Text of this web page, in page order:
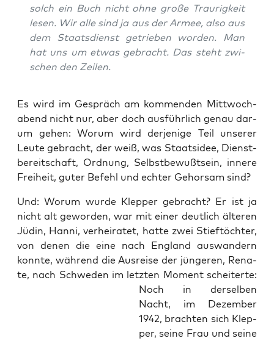
solch ein Buch nicht ohne gro­ße Trau­rig­keit
lesen. Wir alle sind ja aus der Armee, also aus
dem Staats­dienst getrie­ben wor­den. Man
hat uns um etwas gebracht. Das steht zwi­
schen den Zeilen.
Es wird im Gespräch am kom­men­den Mitt­woch­
abend nicht nur, aber doch aus­führ­lich genau dar­
um gehen: Wor­um wird der­je­ni­ge Teil unse­rer
Leu­te gebracht, der weiß, was Staats­idee, Dienst­
be­reit­schaft, Ord­nung, Selbst­be­wußt­sein, inne­re
Frei­heit, guter Befehl und ech­ter Gehor­sam sind?
Und: Wor­um wur­de Klep­per gebracht? Er ist ja
nicht alt gewor­den, war mit einer deut­lich älte­ren
Jüdin, Han­ni, ver­hei­ra­tet, hat­te zwei Stief­töch­ter,
von denen die eine nach Eng­land aus­wan­dern
konn­te, wäh­rend die Aus­rei­se der jün­ge­ren, Rena­
te, nach Schwe­den im letz­ten Moment schei­ter­te:
Noch in der­sel­ben
Nacht, im Dezem­ber
1942, brach­ten sich Klep­
per, sei­ne Frau und sei­ne